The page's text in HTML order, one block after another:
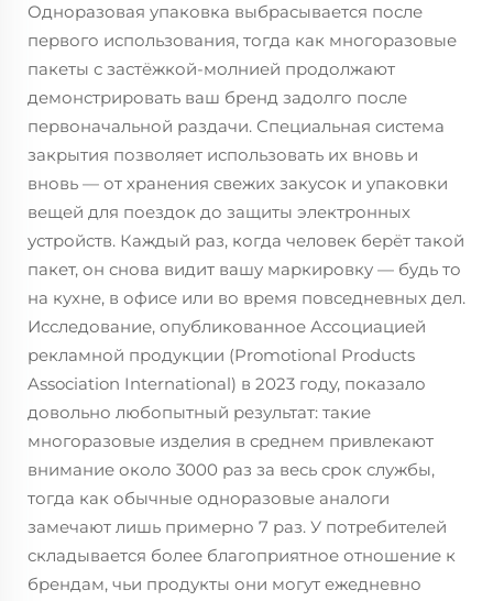
Одноразовая упаковка выбрасывается после
первого использования, тогда как многоразовые
пакеты с застёжкой-молнией продолжают
демонстрировать ваш бренд задолго после
первоначальной раздачи. Специальная система
закрытия позволяет использовать их вновь и
вновь — от хранения свежих закусок и упаковки
вещей для поездок до защиты электронных
устройств. Каждый раз, когда человек берёт такой
пакет, он снова видит вашу маркировку — будь то
на кухне, в офисе или во время повседневных дел.
Исследование, опубликованное Ассоциацией
рекламной продукции (Promotional Products
Association International) в 2023 году, показало
довольно любопытный результат: такие
многоразовые изделия в среднем привлекают
внимание около 3000 раз за весь срок службы,
тогда как обычные одноразовые аналоги
замечают лишь примерно 7 раз. У потребителей
складывается более благоприятное отношение к
брендам, чьи продукты они могут ежедневно